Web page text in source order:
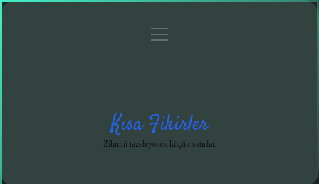
menüyü
Kısa Fikirler
Zihnini tazeleyecek küçük satırlar.